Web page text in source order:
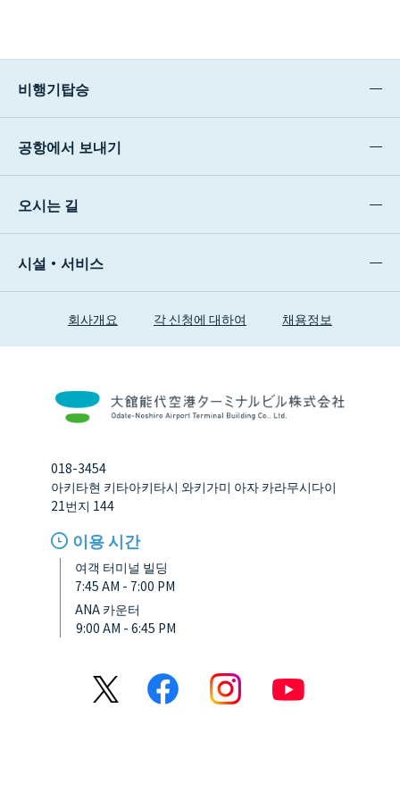
비행기탑승
공항에서 보내기
오시는 길
시설・서비스
회사개요 각 신청에 대하여 채용정보
018-3454
아키타현 키타아키타시 와키가미 아자 카라무시다이
21번지 144
이용 시간
여객 터미널 빌딩
7:45 AM - 7:00 PM
ANA 카운터
9:00 AM - 6:45 PM